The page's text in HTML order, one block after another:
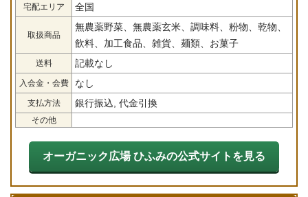
宅配エリア 全国
取扱商品
無農薬野菜、無農薬玄米、調味料、粉物、乾物、
飲料、加工食品、雑貨、麺類、お菓子
送料 記載なし
入会金・会費 なし
支払方法 銀行振込, 代金引換
その他
オーガニック広場 ひふみの公式サイトを見る